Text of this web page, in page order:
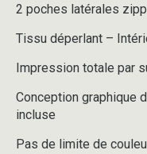
2 poches latérales
Tissu déperlant –
Impression totale par
Conception graphique
incluse
Pas de limite de